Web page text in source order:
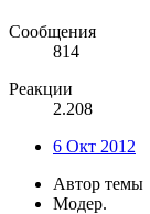
Сообщения
814
Реакции
2.208
6 Окт 2012
Автор темы
Модер.